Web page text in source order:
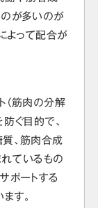
が多いのが
よって配合が
（筋肉の分解
ぐ目的で、
、筋肉合成
ているもの
ポートする
す。